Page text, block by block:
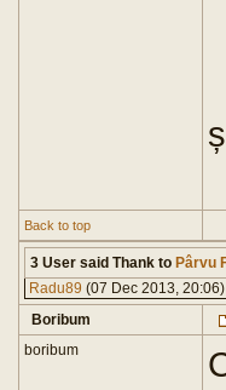
Back to top
3 User said Thank to Pârvu
Radu89 (07 Dec 2013,
Boribum
boribum